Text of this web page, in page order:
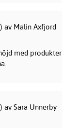
av Malin Axfjord
med
av Sara Unnerby